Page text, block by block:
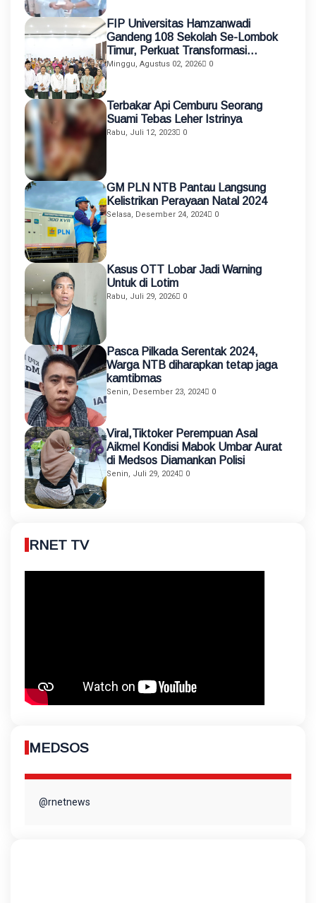
FIP Universitas Hamzanwadi
Gandeng 108 Sekolah Se-Lombok
Timur, Perkuat Transformasi
Pendidikan melalui Asistensi
Minggu, Agustus 02, 2026 0
Terbakar Api Cemburu Seorang
Suami Tebas Leher Istrinya
Rabu, Juli 12, 2023 0
GM PLN NTB Pantau Langsung
Kelistrikan Perayaan Natal 2024
Selasa, Desember 24, 2024 0
Kasus OTT Lobar Jadi Warning
Untuk di Lotim
Rabu, Juli 29, 2026 0
Pasca Pilkada Serentak 2024,
Warga NTB diharapkan tetap jaga
kamtibmas
Senin, Desember 23, 2024 0
Viral,Tiktoker Perempuan Asal
Aikmel Kondisi Mabok Umbar Aurat
di Medsos Diamankan Polisi
Senin, Juli 29, 2024 0
RNET TV
MEDSOS
@rnetnews